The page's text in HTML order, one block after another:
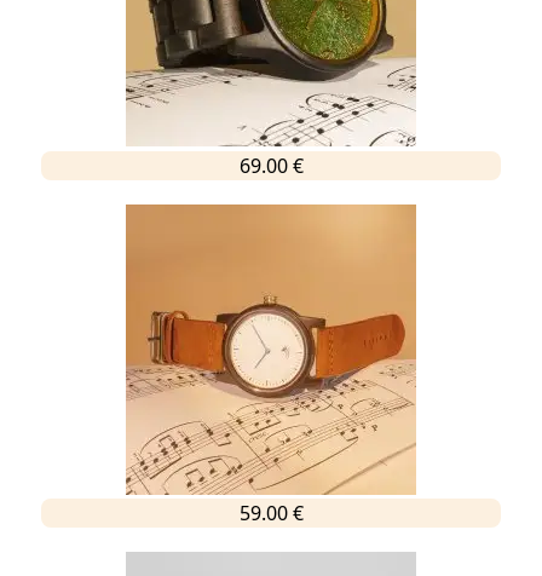
69.00 €
59.00 €